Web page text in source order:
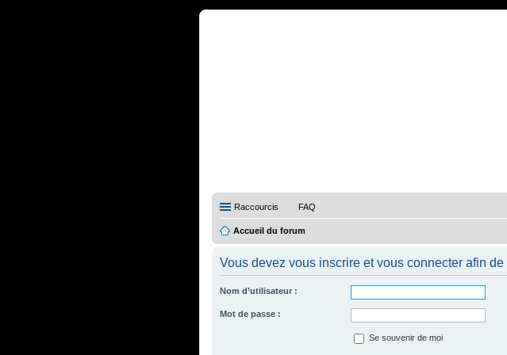
Raccourcis FAQ
Accueil du forum
Vous devez vous inscrire et vous connecter afin
Nom d’utilisateur :
Mot de passe :
Se souvenir de moi